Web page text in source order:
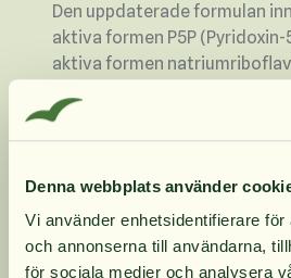
Denna webbplats använder
Vi använder enhetsidentifierare
och annonserna till användarna,
för sociala medier och analysera
Den uppdaterade formulan
aktiva formen P5P
aktiva formen
Produkten innehåller C-, D-
bidrar till att bibehålla
C- och E-vitamin bidrar även
cellerna mot oxidativ stress.
B1, B2, B3, B6 och B12 bidrar